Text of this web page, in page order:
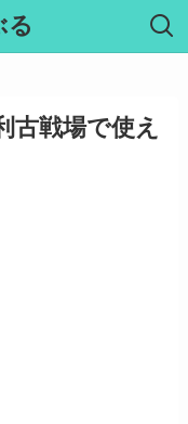
る
古戦場で使え